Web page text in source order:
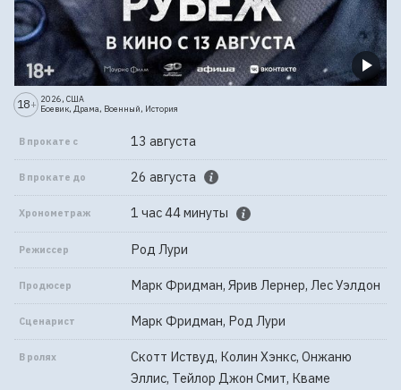
18+ 2026, США
Боевик, Драма, Военный, История
В прокате с 13 августа
В прокате до 26 августа
Хронометраж 1 час 44 минуты
Режиссер Род Лури
Продюсер Марк Фридман, Ярив Лернер, Лес Уэлдон
Сценарист Марк Фридман, Род Лури
В ролях
Скотт Иствуд, Колин Хэнкс, Онжаню
Эллис, Тейлор Джон Смит, Кваме